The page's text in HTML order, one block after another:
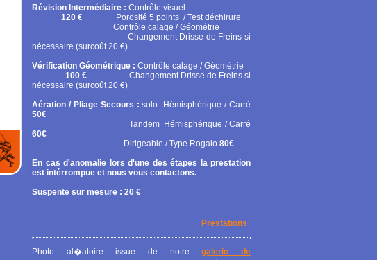
Révision Intermédiaire : Contrôle visuel
120 € Porosité 5 points / Test déchirure
Contrôle calage / Géométrie
Changement Drisse de Freins si
nécessaire (surcoût 20 €)
Vérification Géométrique : Contrôle calage / Géométrie
100 € Changement Drisse de Freins si
nécessaire (surcoût 20 €)
Aération / Pliage Secours :solo
Hémisphérique / Carré
50€
Tandem Hémisphérique / Carré
60€
Dirigeable / Type Rogalo 80€
En cas d'anomalie lors d'une des étapes la prestation
est intérrompue et nous vous contactons.
Suspente sur mesure : 20 €
Prestations
Photo al�atoire issue de notregalerie de